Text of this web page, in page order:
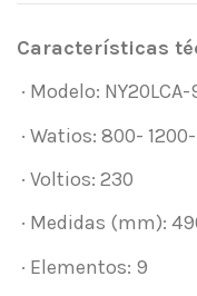
Características
· Modelo: NY20LCA-
· Watios: 800-
· Voltios: 230
· Medidas (mm):
· Elementos: 9